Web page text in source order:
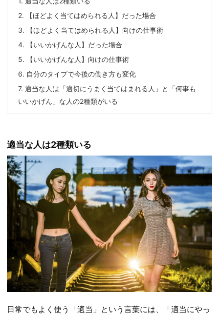
2. 【ほどよく当てはめられる人】だった場合
3. 【ほどよく当てはめられる人】向けの仕事術
4. 【いいかげんな人】だった場合
5. 【いいかげんな人】向けの仕事術
6. 自分のタイプで今後の働き方も変化
7. 適当な人は「適切にうまく当てはまれる人」と「何事も
いいかげん」な人の2種類がいる
適当な人は2種類いる
日常でもよく使う「適当」という言葉には、「適当にやっ